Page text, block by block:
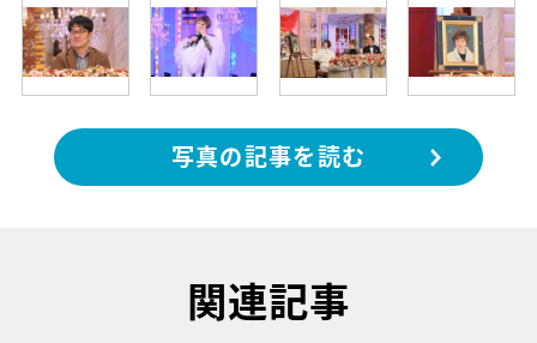
写真の記事を読む
関連記事